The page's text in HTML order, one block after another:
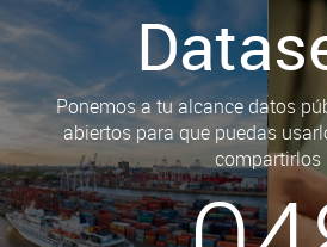
Ponemos a tu alcance datos
abiertos para que puedas
compartirlos